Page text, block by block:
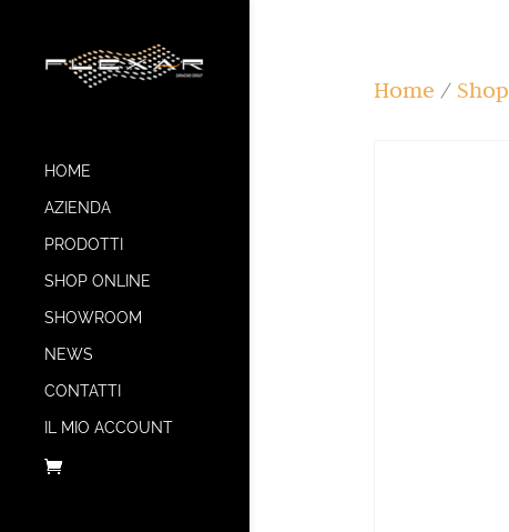
HOME
AZIENDA
PRODOTTI
SHOP ONLINE
SHOWROOM
NEWS
CONTATTI
IL MIO ACCOUNT
Home / Shop